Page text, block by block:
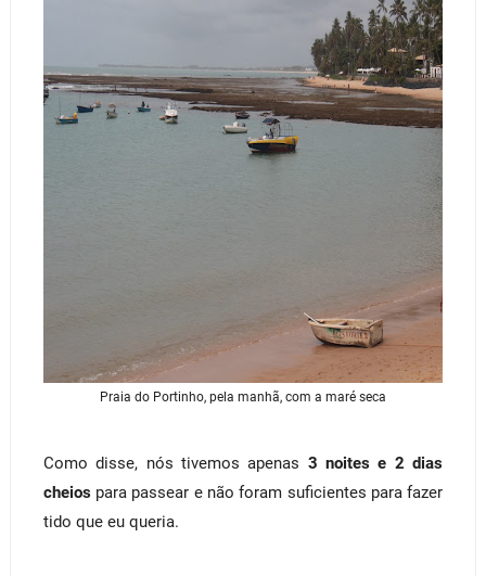
Praia do Portinho, pela manhã, com a maré seca
Como disse, nós tivemos apenas 3 noites e 2 dias
cheiospara passear e não foram suficientes para fazer
tido que eu queria.